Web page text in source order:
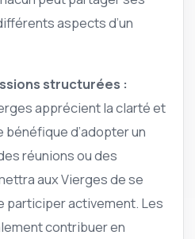
aspects d’un
structurées :
apprécient la clarté et
d’adopter un
réunions ou des
aux Vierges de se
participer activement. Les
contribuer en